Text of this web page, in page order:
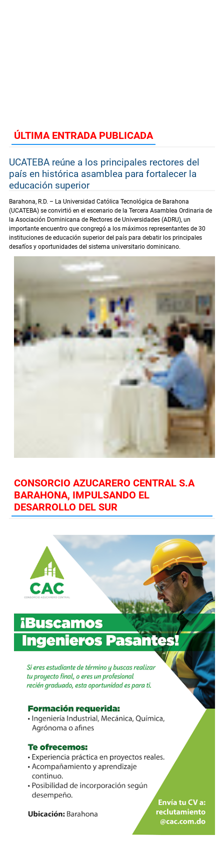
ÚLTIMA ENTRADA PUBLICADA
UCATEBA reúne a los principales rectores del
país en histórica asamblea para fortalecer la
educación superior
Barahona, R.D. – La Universidad Católica Tecnológica de Barahona
(UCATEBA) se convirtió en el escenario de la Tercera Asamblea Ordinaria de
la Asociación Dominicana de Rectores de Universidades (ADRU), un
importante encuentro que congregó a los máximos representantes de 30
instituciones de educación superior del país para debatir los principales
desafíos y oportunidades del sistema universitario dominicano.
CONSORCIO AZUCARERO CENTRAL S.A
BARAHONA, IMPULSANDO EL
DESARROLLO DEL SUR